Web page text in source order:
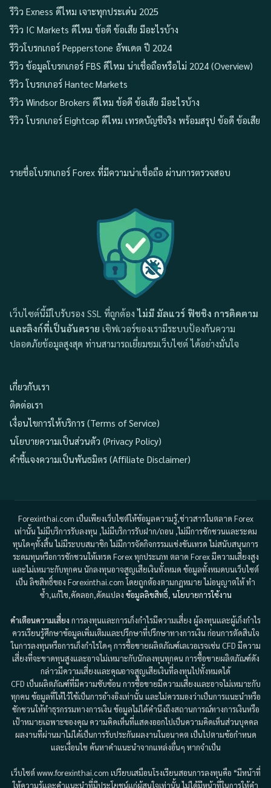
รีวิว Exness ดีไหม เจาะทุกประเด่น 2025
รีวิว IC Markets ดีไหม ข้อดี ข้อเสีย มีอะไรบ้าง
รีวิวโบรกเกอร์ Pepperstone อัพเดต ปี 2024
รีวิว ข้อมูลโบรกเกอร์ FBS ดีไหม น่าเชื่อถือหรือไม่ 2024 (Overview)
รีวิว โบรกเกอร์ Hantec Markets
รีวิว Windsor Brokers ดีไหม ข้อดี ข้อเสีย มีอะไรบ้าง
รีวิว โบรกเกอร์ Eightcap ดีไหม เทรดบัญชีจริง พร้อมสรุป ข้อดี ข้อเสีย
รายชื่อโบรกเกอร์ Forex ที่มีความน่าเชื่อถือ ผ่านการตรวจสอบ
เว็บไซต์นี้มีใบรับรอง SSL ที่ถูกต้องไม่มี มัลแวร์ ฟิชชิง การติดตาม
และลิงก์ที่เป็นอันตราย เซิฟเวอร์ของเรามีระบบป้องกันความ
ปลอดภัยข้อมูลสูงสุด ท่านสามารถเยี่ยมชมเว็บไซต์ ได้อย่างมั่นใจ
เกี่ยวกับเรา
ติดต่อเรา
เงื่อนไขการให้บริการ (Terms of Service)
นโยบายความเป็นส่วนตัว (Privacy Policy)
คำชี้แจงความเป็นพันธมิตร (Affiliate Disclaimer)
Forexinthai.com เป็นเพียงเว็บไซต์ให้ข้อมูลความรู้,ข่าวสารในตลาด Forex
เท่านั้น ไม่มีบริการรับลงทุน ,ไม่มีบริการรับฝาก/ถอน ,ไม่มีการชักชวนและระดม
ทุนใดๆทั้งสิ้น ไม่มีระบบสมาชิก ไม่มีการจัดกิจกรรมแข่งขันเทรด ไม่สนับสนุนการ
ระดมทุนหรือการชักชวนให้เทรด Forex ทุกประเภท ตลาด Forex มีความเสี่ยงสูง
และไม่เหมาะกับทุกคน นักลงทุนอาจสูญเสียเงินทั้งหมด ข้อมูลทั้งหมดบนเว็บไซต์
เป็น ลิขสิทธิ์ของ Forexinthai.com โดยถูกต้องตามกฎหมาย ไม่อนุญาตให้ ทำ
ซ้ำ,แก้ไข,คัดลอก,ดัดแปลง ข้อมูลลิขสิทธิ์, นโยบายการใช้งาน
คำเตือนความเสี่ยงการลงทุนและการเก็งกำไรมีความเสี่ยง ผู้ลงทุนและผู้เก็งกำไร
ควรเรียนรู้ศึกษาข้อมูลเพิ่มเติมและปรึกษาที่ปรึกษาทางการเงิน ก่อนการตัดสินใจ
ในการลงทุนหรือการเก็งกำไรใดๆ การซื้อขายผลิตภัณฑ์เลเวอเรจเช่น CFD มีความ
เสี่ยงที่จะขาดทุนสูงและอาจไม่เหมาะกับนักลงทุนทุกคน การซื้อขายผลิตภัณฑ์ดัง
กล่าวมีความเสี่ยงและคุณอาจสูญเสียเงินที่ลงทุนไปทั้งหมดได้
CFD เป็นผลิตภัณฑ์ที่มีความซับซ้อน การซื้อขายมีความเสี่ยงและอาจไม่เหมาะกับ
ทุกคน ข้อมูลที่ให้ไว้ใช้เป็นการอ้างอิงเท่านั้น และไม่ควรมองว่าเป็นการแนะนำหรือ
ชักชวนให้ทำธุรกรรมทางการเงิน ข้อมูลไม่ได้คำนึงถึงสถานการณ์ทางการเงินหรือ
เป้าหมายเฉพาะของคุณ ความคิดเห็นที่แสดงออกไปเป็นความคิดเห็นส่วนบุคคล
ผลงานที่ผ่านมาไม่ได้เป็นการรับประกันผลงานในอนาคต เป็นไปตามข้อกำหนด
และเงื่อนไข ค้นหาคำแนะนำจากแหล่งอื่นๆ หากจำเป็น
เว็บไซต์ www.forexinthai.com เปรียบเสมือนโรงเรียนสอนการลงทุนคือ “มีหน้าที่
ให้ความรู้และคำแนะนำที่มีประโยชน์แก่ผู้สนใจเท่านั้น ไม่ได้มีหน้าที่ในการให้คำ